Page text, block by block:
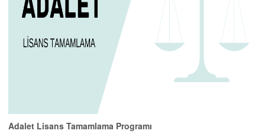
Adalet Lisans Tamamlama Programı